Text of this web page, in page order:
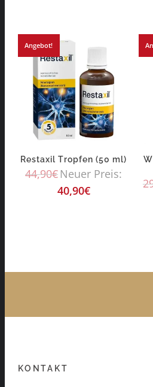
Angebot!
Restaxil Tropfen (50 ml)
44,90€Neuer Preis:
40,90€
KONTAKT